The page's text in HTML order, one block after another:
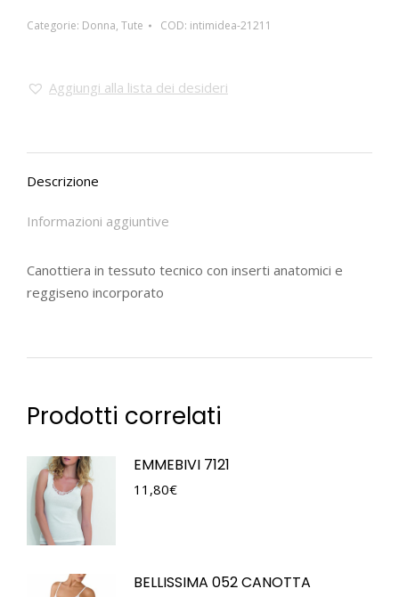
Categorie: Donna, Tute COD: intimidea-21211
Aggiungi alla lista dei desideri
Descrizione
Informazioni aggiuntive
Canottiera in tessuto tecnico con inserti anatomici e
reggiseno incorporato
Prodotti correlati
EMMEBIVI 7121
11,80€
BELLISSIMA 052 CANOTTA